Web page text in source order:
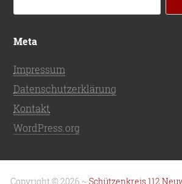
Meta
Impressum
Datenschutzerklärung
Kontakt
WordPress.org
Copyright © 2026 ~ Schützenkreis 112